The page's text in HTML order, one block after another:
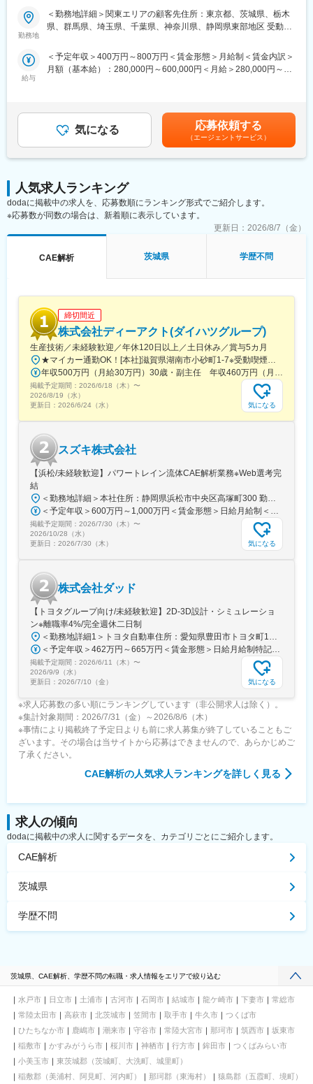
■魅力
◎教育体制
月1回以上のメンバーコンタクト、希望者には3か月に1回のキャ
リア面談を実施しながらサポートを行い、月に1回程度（数十名規
ります。
【自社製品の育成診断システム「HQ」を活用】
2～3年後を見据えて、「ポジション」「技術分野」「働き方」を
どのように選んでいくかを随時フォローしていきます。組織心理
学に基づいたこの分析ツールを活用し「エンジニアの視点」で真
◎キャリア形成
・資格取得の受験費用を２度目の受検まで全額支給（奨励金）
・FV制度(フリーランスバリュー制度)
∟同社の正社員として、一定の固定報酬や福利厚生、社会保障な
どの待遇を享受しながら、フリーランスのように自身の所定期間
内における業績連動の報酬を得ることが可能です。
■業務概要：
将来性とやりがいを感じられる仕事に携わることができます。
5年程度の長期案件が多く社員指導・技術研修等マネジメント経験
航空エンジンのファン・圧縮機の開発に関わる空力設計および
CFD解析業務をご担当いただきます。
本ポジションでは、航空エンジンの性能向上を目的として、流体
また、解析結果の評価だけでなく、試験作業の支援など、開発プ
ロジェクト全体に関わる業務にも携わります。
航空宇宙分野の最先端技術に触れながら、空力設計エンジニアと
して専門性を高められるポジションです。
具体的には
・解析結果の整理および技術資料作成
・設計検討および開発チームとの技術検討
・試験作業のサポート
・開発関連ドキュメントの作成
■仕事の魅力
・航空エンジン開発に携われる
航空機の中核技術である航空エンジンの開発プロジェクトに携わ
ることができます。
高い技術力が求められる分野で、エンジニアとして専門性を高め
・CFD解析スキルを活かせる
数値流体解析を用いた設計検討に携わるため、
CFD解析エンジニアとしてのスキルを活かしながら成長できま
・研究経験レベルでも挑戦可能
CFD解析経験があれば、学生時代の研究経験でも応募可能なた
め、
航空宇宙分野に挑戦したい若手エンジニアにも適したポジション
・設計・解析・試験まで幅広く関われる
解析業務だけでなく試験支援などにも関わるため、
開発プロセス全体を理解できる経験が得られます。
※経験、スキルに応じ幅広くお仕事を提案させていただきます。
変更の範囲：会社の定める業務
勤務地
＜勤務地詳細＞関東エリアの顧客先住所：東京都、茨城県、栃木
県、群馬県、埼玉県、千葉県、神奈川県、静岡県東部地区 受動喫
給与
＜予定年収＞400万円～800万円＜賃金形態＞月給制＜賃金内訳＞
月額（基本給）：280,000円～600,000円＜月給＞280,000円～
でも目安の金額であり、選考を通じて上下する可能性がありま
す。月給(月額)は固定手当を含めた表記です。
気になる 応募依頼する
（エージェントサービス）
人気求人ランキング
dodaに掲載中の求人を、応募数順にランキング形式でご紹介します。
※応募数が同数の場合は、新着順に表示しています。
更新日： 2026/8/7（金）
CAE解析 茨城県 学歴不問
締切間近
株式会社ディーアクト(ダイハツグループ)
生産技術／未経験歓迎／年休120日以上／土日休み／賞与5カ月
★マイカー通勤OK！[本社]滋賀県湖南市小砂町1-7※受動喫煙対策／屋内全面禁煙
年収500万円（月給30万円）30歳・副主任 年収460万円（月給27万円）28歳
掲載予定期間： 2026/6/18（木） 〜
2026/8/19（水）
更新日： 2026/6/24（水） 気になる
スズキ株式会社
【浜松/未経験歓迎】パワートレイン流体CAE解析業務※Web選考完
結
＜勤務地詳細＞本社住所：静岡県浜松市中央区高塚町300 勤務地最寄駅：JR東海道本線／高塚駅受動喫煙対策：屋内全面禁煙変更の範囲：本文参照
＜予定年収＞600万円～1,000万円＜賃金形態＞日給月給制＜賃金内訳＞月額（基本給）：294,000円～400,000円/月21日間勤務想定＜想定月額＞294,000円～400,000円＜昇給有無＞有＜残業手当＞有＜給与補足＞■昇給：年1回（4月）■賞与：年2回（7月・12月）■モデル年収（残業代月30H込）30歳：年収760万円35歳／一般～主任：年収760万円～920万円40歳／一般～主任：年収760万円～1,000万円※確約するものではなく、最終学歴・社会人歴及び経験スキルにより前後します。賃金はあくまでも目安の金額であり、選考を通じて上下する可能性があります。月給(月額)は固定手当を含めた表記です。
掲載予定期間： 2026/7/30（木） 〜
2026/10/28（水）
更新日： 2026/7/30（木） 気になる
株式会社ダッド
【トヨタグループ向け/未経験歓迎】2D-3D設計・シミュレーショ
ン※離職率4%/完全週休二日制
＜勤務地詳細1＞トヨタ自動車住所：愛知県豊田市トヨタ町1番地 勤務地最寄駅：名鉄豊田線／豊田市駅受動喫煙対策：屋内全面禁煙＜勤務地詳細2＞トヨタ自動車(元町工場）住所：愛知県豊田市 勤務地最寄駅：名鉄豊田線線／豊田市駅駅受動喫煙対策：敷地内全面禁煙＜勤務地詳細3＞豊田自動織機（共和工場）住所：愛知県大府市 受動喫煙対策：屋内全面禁煙変更の範囲：会社の定める事業所
＜予定年収＞462万円～665万円＜賃金形態＞日給月給制特記事項なし＜賃金内訳＞月額（基本給）：211,800円～355,800円/月20日間勤務想定＜想定月額＞211,800円～355,800円＜昇給有無＞有＜残業手当＞有＜給与補足＞※入社6か月を経過した時点で評価を行い、採用時の処遇が見直されます。※賞与実績:2025年度賞与支給平均5.3ヵ月※想定年収下限は大卒実務未経験の方で20時間の残業代および住宅手当を含んだ場合の年収となります。 ご経験・ご経歴によって変動する場合があります。賃金はあくまでも目安の金額であり、選考を通じて上下する可能性があります。月給(月額)は固定手当を含めた表記です。
掲載予定期間： 2026/6/11（木） 〜
2026/9/9（水）
更新日： 2026/7/10（金） 気になる
※求人応募数の多い順にランキングしています（非公開求人は除く）。
※集計対象期間：2026/7/31（金）～2026/8/6（木）
※事情により掲載終了予定日よりも前に求人募集が終了していることもご
ざいます。その場合は当サイトから応募はできませんので、あらかじめご
了承ください。
CAE解析の人気求人ランキングを詳しく見る
求人の傾向
dodaに掲載中の求人に関するデータを、カテゴリごとにご紹介します。
CAE解析
茨城県
学歴不問
茨城県、CAE解析、学歴不問の転職・求人情報をエリアで絞り込む
水戸市 日立市 土浦市 古河市 石岡市 結城市 龍ケ崎市 下妻市
常総市
常陸太田市
高萩市 北茨城市 笠間市 取手市 牛久市
つくば市
ひたちなか市
鹿嶋市 潮来市 守谷市 常陸大宮市 那珂市 筑西市
坂東市
稲敷市
かすみがうら市 桜川市 神栖市 行方市 鉾田市
つくばみらい市
小美玉市
東茨城郡（茨城町、大洗町、城里町）
稲敷郡（美浦村、阿見町、河内町）
那珂郡（東海村）
猿島郡（五霞町、境町）